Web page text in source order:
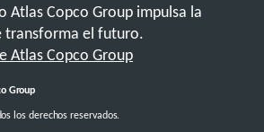
Atlas Copco Group impulsa la
transforma el futuro.
Atlas Copco Group
Group
los derechos reservados.